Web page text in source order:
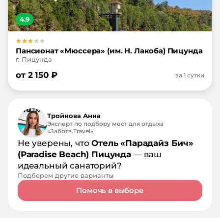
4.9
Пансионат «Мюссера» (им. Н. Лакоба) Пицунда
г. Пицунда
от 2 150 ₽ за 1 сутки
Тройнова Анна
Эксперт по подбору мест для отдыха
«Забота.Travel»
Не уверены, чтоОтель «Парадайз Бич»
(Paradise Beach) Пицунда— ваш
идеальный санаторий?
Подберем другие варианты
Помочь в выборе